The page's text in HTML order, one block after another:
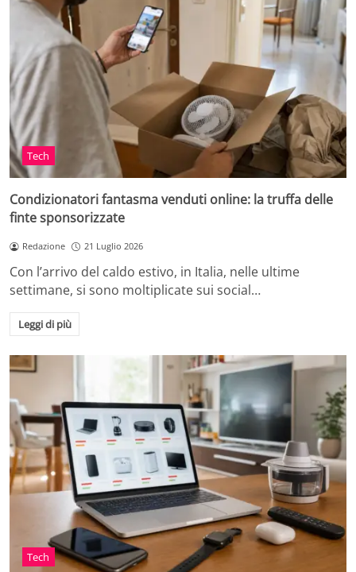
Tech
Condizionatori fantasma venduti online: la truffa delle
finte sponsorizzate
Redazione 21 Luglio 2026
Con l’arrivo del caldo estivo, in Italia, nelle ultime
settimane, si sono moltiplicate sui social…
Leggi di più
Tech